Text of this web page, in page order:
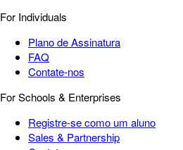
For Individuals
Plano de Assinatura
FAQ
Contate-nos
For Schools & Enterprises
Registre-se como um aluno
Sales & Partnership